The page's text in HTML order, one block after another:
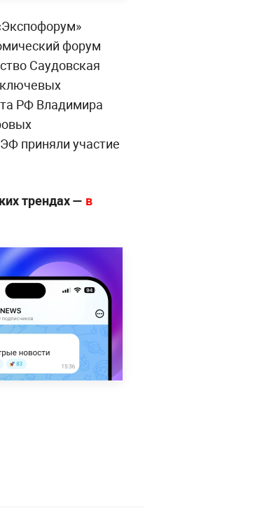
форум
Саудовская
РФ Владимира
приняли участие
трендах — в